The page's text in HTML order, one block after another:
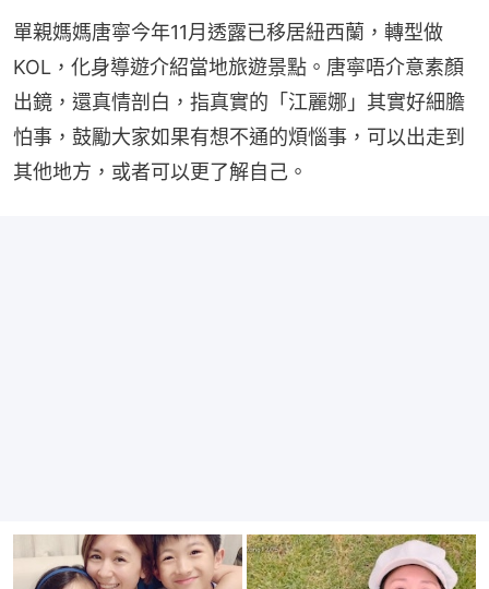
單親媽媽唐寧今年11月透露已移居紐西蘭，轉型做
KOL，化身導遊介紹當地旅遊景點。唐寧唔介意素顏
出鏡，還真情剖白，指真實的「江麗娜」其實好細膽
怕事，鼓勵大家如果有想不通的煩惱事，可以出走到
其他地方，或者可以更了解自己。